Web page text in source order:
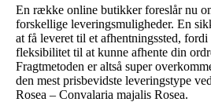
En række online butikker foreslår nu
forskellige leveringsmuligheder. En
at få leveret til et afhentningssted,
fleksibilitet til at kunne afhente din
Fragtmetoden er altså super
den mest prisbevidste leveringstype
Rosea – Convalaria majalis Rosea.